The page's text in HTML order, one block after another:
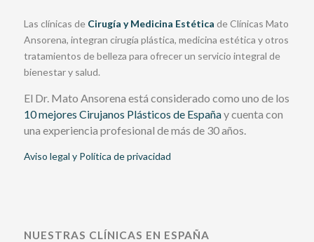
Las clínicas de Cirugía y Medicina Estética de Clínicas Mato
Ansorena, integran cirugía plástica, medicina estética y otros
tratamientos de belleza para ofrecer un servicio integral de
bienestar y salud.
El Dr. Mato Ansorena está considerado como uno de los
10 mejores Cirujanos Plásticos de Españay cuenta con
una experiencia profesional de más de 30 años.
Aviso legal y Política de privacidad
NUESTRAS CLÍNICAS EN ESPAÑA